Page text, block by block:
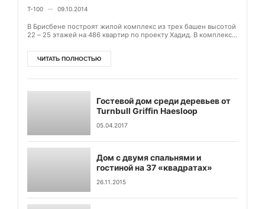
T-100 — 09.10.2014
В Брисбене построят жилой комплекс из трех башен высотой
22 – 25 этажей на 486 квартир по проекту Хадид. В комплекс
ЧИТАТЬ ПОЛНОСТЬЮ
Гостевой дом среди деревьев от
Turnbull Griffin Haesloop
05.04.2017
Дом с двумя спальнями и
гостиной на 37 «квадратах»
26.11.2015